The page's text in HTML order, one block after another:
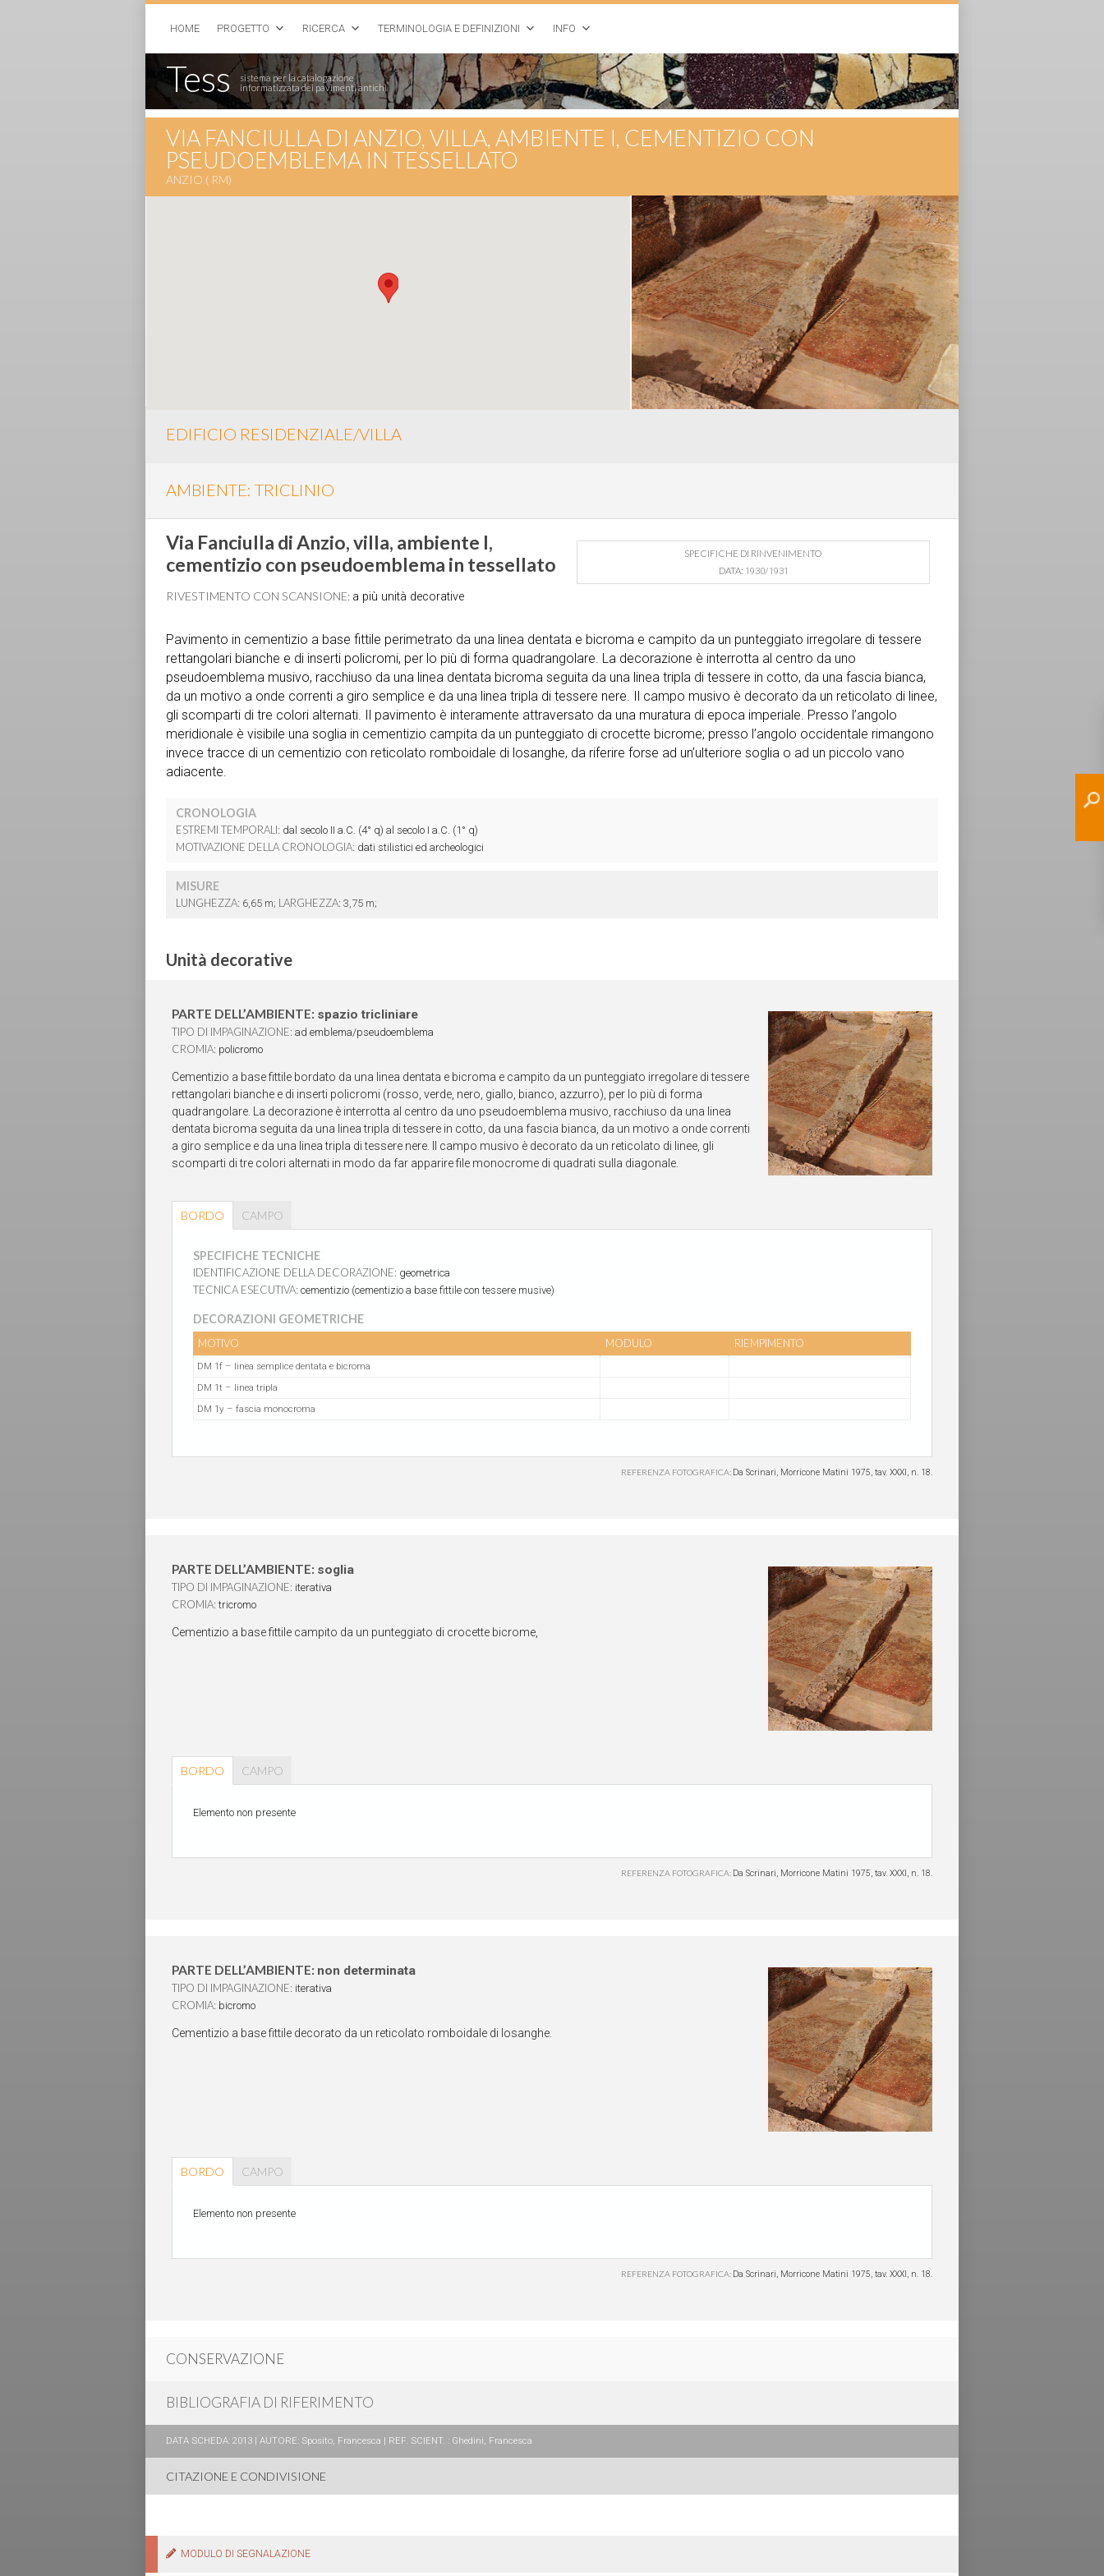
HOME PROGETTO RICERCA TERMINOLOGIA E DEFINIZIONI INFO
Tess
sistema per la catalogazione
informatizzata dei pavimenti antichi
VIA FANCIULLA DI ANZIO, VILLA, AMBIENTE I, CEMENTIZIO CON
PSEUDOEMBLEMA IN TESSELLATO
ANZIO ( RM)
EDIFICIO RESIDENZIALE/VILLA
AMBIENTE: TRICLINIO
SPECIFICHE DI RINVENIMENTO
DATA: 1930/1931
Via Fanciulla di Anzio, villa, ambiente I,
cementizio con pseudoemblema in tessellato
RIVESTIMENTO CON SCANSIONE: a più unità decorative
Pavimento in cementizio a base fittile perimetrato da una linea dentata e bicroma e campito da un punteggiato irregolare di tessere
rettangolari bianche e di inserti policromi, per lo più di forma quadrangolare. La decorazione è interrotta al centro da uno
pseudoemblema musivo, racchiuso da una linea dentata bicroma seguita da una linea tripla di tessere in cotto, da una fascia bianca,
da un motivo a onde correnti a giro semplice e da una linea tripla di tessere nere. Il campo musivo è decorato da un reticolato di linee,
gli scomparti di tre colori alternati. Il pavimento è interamente attraversato da una muratura di epoca imperiale. Presso l’angolo
meridionale è visibile una soglia in cementizio campita da un punteggiato di crocette bicrome; presso l’angolo occidentale rimangono
invece tracce di un cementizio con reticolato romboidale di losanghe, da riferire forse ad un’ulteriore soglia o ad un piccolo vano
adiacente.
CRONOLOGIA
ESTREMI TEMPORALI: dal secolo II a.C. (4° q) al secolo I a.C. (1° q)
MOTIVAZIONE DELLA CRONOLOGIA: dati stilistici ed archeologici
MISURE
LUNGHEZZA: 6,65 m; LARGHEZZA: 3,75 m;
Unità decorative
PARTE DELL’AMBIENTE: spazio tricliniare
TIPO DI IMPAGINAZIONE: ad emblema/pseudoemblema
CROMIA: policromo
Cementizio a base fittile bordato da una linea dentata e bicroma e campito da un punteggiato irregolare di tessere
rettangolari bianche e di inserti policromi (rosso, verde, nero, giallo, bianco, azzurro), per lo più di forma
quadrangolare. La decorazione è interrotta al centro da uno pseudoemblema musivo, racchiuso da una linea
dentata bicroma seguita da una linea tripla di tessere in cotto, da una fascia bianca, da un motivo a onde correnti
a giro semplice e da una linea tripla di tessere nere. Il campo musivo è decorato da un reticolato di linee, gli
scomparti di tre colori alternati in modo da far apparire file monocrome di quadrati sulla diagonale.
BORDO CAMPO
SPECIFICHE TECNICHE
IDENTIFICAZIONE DELLA DECORAZIONE: geometrica
TECNICA ESECUTIVA: cementizio (cementizio a base fittile con tessere musive)
DECORAZIONI GEOMETRICHE
MOTIVO MODULO RIEMPIMENTO
DM 1f – linea semplice dentata e bicroma
DM 1t – linea tripla
DM 1y – fascia monocroma
REFERENZA FOTOGRAFICA: Da Scrinari, Morricone Matini 1975, tav. XXXI, n. 18.
PARTE DELL’AMBIENTE: soglia
TIPO DI IMPAGINAZIONE: iterativa
CROMIA: tricromo
Cementizio a base fittile campito da un punteggiato di crocette bicrome,
BORDO CAMPO
Elemento non presente
REFERENZA FOTOGRAFICA: Da Scrinari, Morricone Matini 1975, tav. XXXI, n. 18.
PARTE DELL’AMBIENTE: non determinata
TIPO DI IMPAGINAZIONE: iterativa
CROMIA: bicromo
Cementizio a base fittile decorato da un reticolato romboidale di losanghe.
BORDO CAMPO
Elemento non presente
REFERENZA FOTOGRAFICA: Da Scrinari, Morricone Matini 1975, tav. XXXI, n. 18.
CONSERVAZIONE
BIBLIOGRAFIA DI RIFERIMENTO
DATA SCHEDA: 2013 | AUTORE: Sposito, Francesca | REF. SCIENT. : Ghedini, Francesca
CITAZIONE E CONDIVISIONE
MODULO DI SEGNALAZIONE